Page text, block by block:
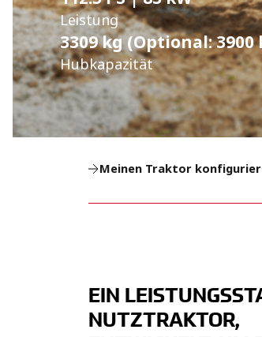
Leistung
3309 kg (Optional: 3900
Hubkapazität
Meinen Traktor
EIN
NUTZTRAKTOR,